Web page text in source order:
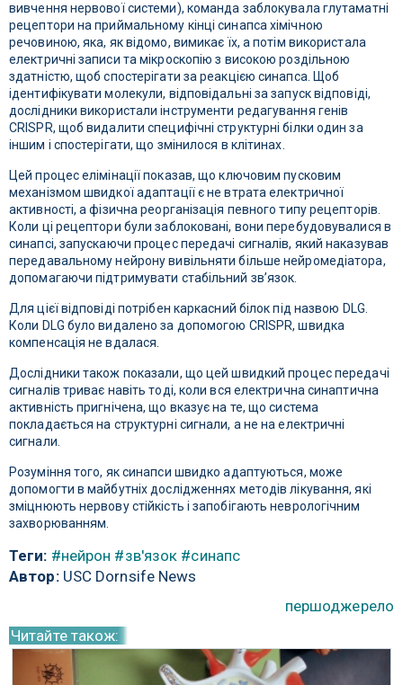
вивчення нервової системи), команда заблокувала глутаматні
рецептори на приймальному кінці синапса хімічною
речовиною, яка, як відомо, вимикає їх, а потім використала
електричні записи та мікроскопію з високою роздільною
здатністю, щоб спостерігати за реакцією синапса. Щоб
ідентифікувати молекули, відповідальні за запуск відповіді,
дослідники використали інструменти редагування генів
CRISPR, щоб видалити специфічні структурні білки один за
іншим і спостерігати, що змінилося в клітинах.
Цей процес елімінації показав, що ключовим пусковим
механізмом швидкої адаптації є не втрата електричної
активності, а фізична реорганізація певного типу рецепторів.
Коли ці рецептори були заблоковані, вони перебудовувалися в
синапсі, запускаючи процес передачі сигналів, який наказував
передавальному нейрону вивільняти більше нейромедіатора,
допомагаючи підтримувати стабільний зв’язок.
Для цієї відповіді потрібен каркасний білок під назвою DLG.
Коли DLG було видалено за допомогою CRISPR, швидка
компенсація не вдалася.
Дослідники також показали, що цей швидкий процес передачі
сигналів триває навіть тоді, коли вся електрична синаптична
активність пригнічена, що вказує на те, що система
покладається на структурні сигнали, а не на електричні
сигнали.
Розуміння того, як синапси швидко адаптуються, може
допомогти в майбутніх дослідженнях методів лікування, які
зміцнюють нервову стійкість і запобігають неврологічним
захворюванням.
Теги: #нейрон #зв'язок #синапс
Автор:USC Dornsife News
першоджерело
Читайте також: